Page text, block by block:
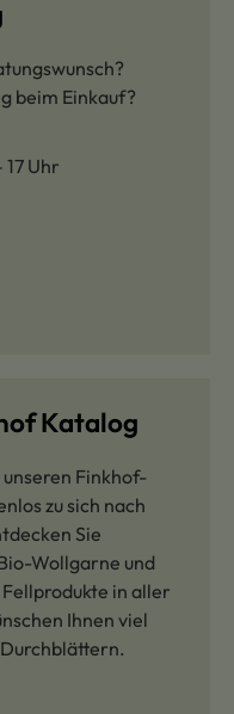
beim Einkauf?
17 Uhr
Katalog
Finkhof-
zu sich nach
Sie
Wollgarne und
in aller
Ihnen viel